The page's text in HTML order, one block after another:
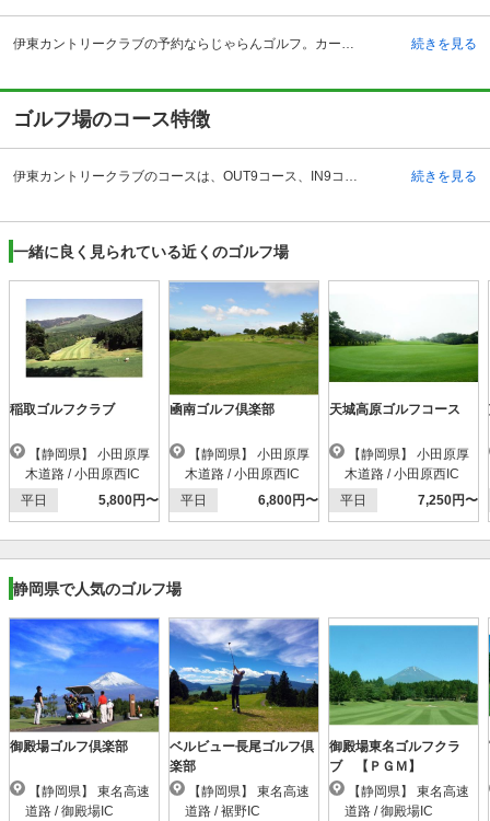
伊東カントリークラブの予約ならじゃらんゴルフ。カートの有無や利用税、キャンセル料、ナイター設備、駐車場などのコース情報はもちろん、口コミ、フォトギャラリーなどコースの難易度や攻略に役立つ情報充実、予約する度にポイントが貯まるのでお得にゴルフをお楽しみ頂けます。 伊東カントリークラブは、所々に傾斜がある丘陵地コースになります。乗用カートをプレーする時に利用でき、全てのカートにナビゲーションが搭載されています。ナビにはどのようなホールなのかということが詳細に情報として出ますので、カートに乗っていながらもどのように攻めるのかという戦略を考えることができます。 設備としては45ヤード7打席の練習場があり、快適なゴルフのプレーをサポートしています。他にコンペルーム、売店といった設備も整っています。アクセスについては、自動車の場合は、小田原厚木道路・小田原西 インターチェンジより国道135号を経由して向かいます。電車の場合は、東海道新幹線･熱海駅で伊東線に乗換え、伊東駅下車、または伊豆急行に乗換え、南伊東駅下車となっています。 続きを見る
ゴルフ場のコース特徴
伊東カントリークラブのコースは、OUT9コース、IN9コースの全部で18コースを有しています。設計者は山本 増二郎となっています。 高低差は、丘陵型の適度なアップダウンで、富士山や相模湾などを望むことができる風光明媚なコースになっています。そのためプレーはもちろんのこと、景色を楽しみながら気分をリフレッシュすることができます。 OUTコースもINコースも起伏が激しいホールがあり、距離は総じて長くはないものの、ハザード類も巧みに配置されており、難易度を上げています。ラウンドスタイルはキャディ付きまたはセルフプレーとなっており、電磁誘導式乗用カート（ＧＰＳナビゲーション付）でのラウンドとなります。 続きを見る
一緒に良く見られている近くのゴルフ場
稲取ゴルフクラブ
木道路 / 小田原西IC
平日
5,800円〜
凾南ゴルフ倶楽部
木道路 / 小田原西IC
平日
6,800円〜
天城高原ゴルフコース
木道路 / 小田原西IC
平日
7,250円〜
静岡県で人気のゴルフ場
御殿場ゴルフ倶楽部
道路 / 御殿場IC
ベルビュー長尾ゴルフ倶
楽部
道路 / 裾野IC
御殿場東名ゴルフクラ
ブ 【ＰＧＭ】
道路 / 御殿場IC